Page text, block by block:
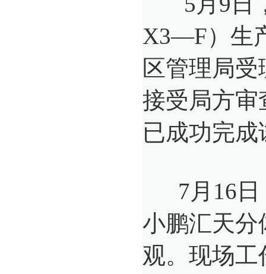
X3—F）生
区管理局
接受局方审
已成功完
7月16日
小鹏汇天分
观。现场